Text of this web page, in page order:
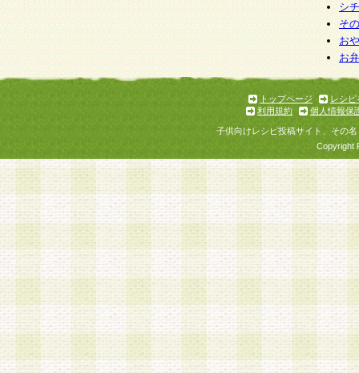
シ
そ
お
お
トップページ
レシピ
利用規約
個人情報保
子供向けレシピ投稿サイト、その
Copyright